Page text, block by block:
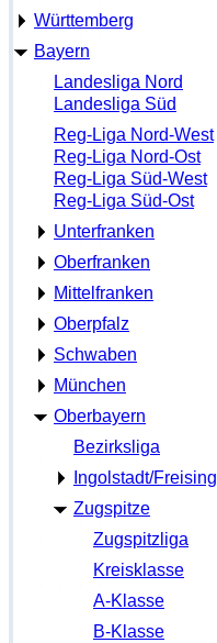
Württemberg
Bayern
Landesliga Nord
Landesliga Süd
Reg-Liga Nord-West
Reg-Liga Nord-Ost
Reg-Liga Süd-West
Reg-Liga Süd-Ost
Unterfranken
Oberfranken
Mittelfranken
Oberpfalz
Schwaben
München
Oberbayern
Bezirksliga
Ingolstadt/Freising
Zugspitze
Zugspitzliga
Kreisklasse
A-Klasse
B-Klasse